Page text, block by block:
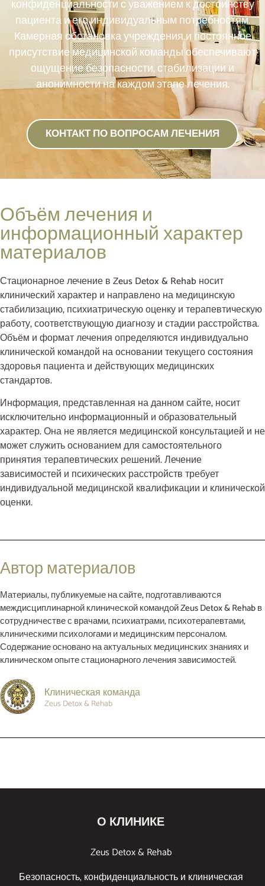
конфиденциальности с уважением к достоинству
пациента и его индивидуальным потребностям.
Камерная обстановка учреждения и постоянное
присутствие медицинской команды обеспечивают
ощущение безопасности, стабилизации и
анонимности на каждом этапе лечения.
КОНТАКТ ПО ВОПРОСАМ ЛЕЧЕНИЯ
Объём лечения и
информационный характер
материалов
Стационарное лечение в Zeus Detox & Rehab носит
клинический характер и направлено на медицинскую
стабилизацию, психиатрическую оценку и терапевтическую
работу, соответствующую диагнозу и стадии расстройства.
Объём и формат лечения определяются индивидуально
клинической командой на основании текущего состояния
здоровья пациента и действующих медицинских
стандартов.
Информация, представленная на данном сайте, носит
исключительно информационный и образовательный
характер. Она не является медицинской консультацией и не
может служить основанием для самостоятельного
принятия терапевтических решений. Лечение
зависимостей и психических расстройств требует
индивидуальной медицинской квалификации и клинической
оценки.
Автор материалов
Материалы, публикуемые на сайте, подготавливаются
междисциплинарной клинической командой Zeus Detox & Rehab в
сотрудничестве с врачами, психиатрами, психотерапевтами,
клиническими психологами и медицинским персоналом.
Содержание основано на актуальных медицинских знаниях и
клиническом опыте стационарного лечения зависимостей.
Клиническая команда
Zeus Detox & Rehab
О КЛИНИКЕ
Zeus Detox & Rehab
Безопасность, конфиденциальность и клиническая